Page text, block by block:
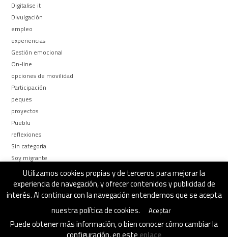
Digitalise it
Divulgación
empleo
experiencias
Gestión emocional
On-line
opciones de movilidad
Participación
peques
proyectos
Pueblu
reflexiones
Sin categoría
Soy migrante
Too busy to be
¿Por qué y Para qué?
Utilizamos cookies propias y de terceros para mejorar la
experiencia de navegación, y ofrecer contenidos y publicidad de
interés. Al continuar con la navegación entendemos que se acepta
nuestra política de cookies.
Aceptar
Puede obtener más información, o bien conocer cómo cambiar la